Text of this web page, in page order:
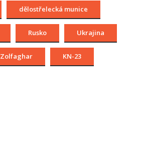
dělostřelecká munice
Rusko Ukrajina
Zolfaghar KN-23